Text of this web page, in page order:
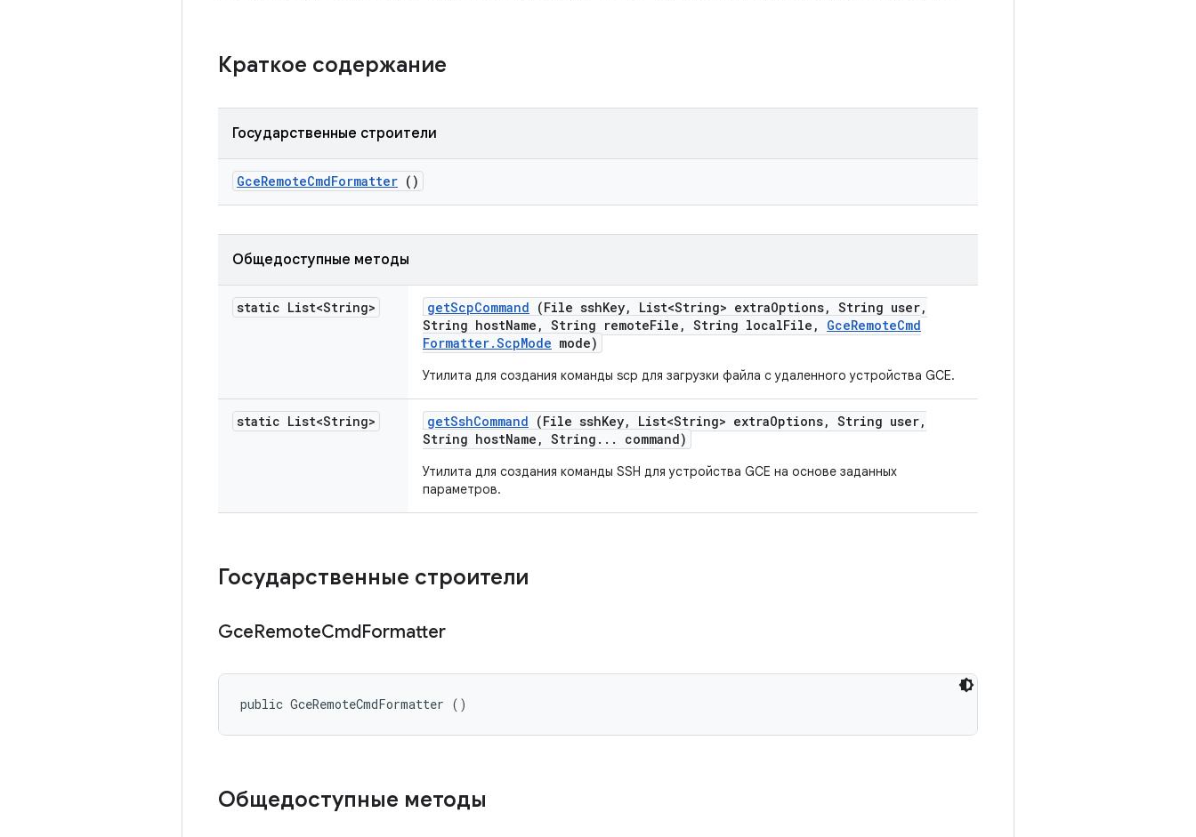
Краткое содержание
Государственные строители
GceRemoteCmdFormatter ()
Общедоступные методы
static List<String> getScpCommand (File sshKey, List<String> extraOptions, String user,
String hostName , String remoteFile , String localFile , GceRemoteCmd
Formatter.ScpMode mode)
Утилита для создания команды scp для загрузки файла с удаленного устройства GCE.
static List<String> getSshCommand (File sshKey, List<String> extraOptions, String user,
String hostName , String . . . command)
Утилита для создания команды SSH для устройства GCE на основе заданных
параметров.
Государственные строители
GceRemoteCmdFormatter
public GceRemoteCmdFormatter ()
Общедоступные методы